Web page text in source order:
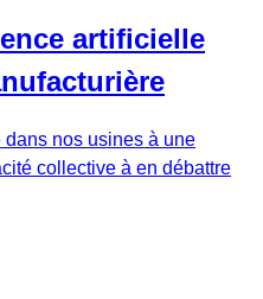
artificielle
nos usines à une
collective à en débattre